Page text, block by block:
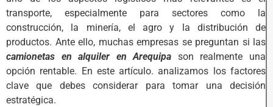
transporte, especialmente para sectores como la
construcción, la minería, el agro y la distribución de
productos. Ante ello, muchas empresas se preguntan si las
camionetas en alquiler en Arequipa son realmente una
opción rentable. En este artículo. analizamos los factores
clave que debes considerar para tomar una decisión
estratégica.